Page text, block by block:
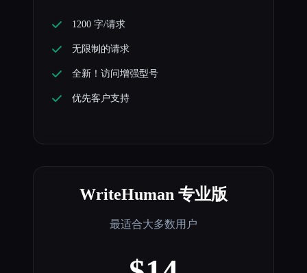
1200 字/请求
无限制的请求
全新！访问增强型号
优先客户支持
WriteHuman 专业版
最适合大多数用户